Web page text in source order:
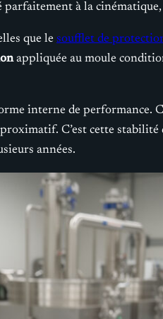
à la
que le soufflet de
appliquée au moule
interne de performance.
C’est cette stabilité
années.